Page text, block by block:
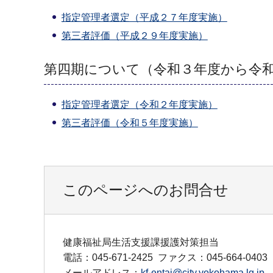
指定管理者選定（平成２７年度実施）
第三者評価（平成２９年度実施）
第四期について（令和３年度から令
指定管理者選定（令和２年度実施）
第三者評価（令和５年度実施）
このページへのお問合せ
健康福祉局生活支援課援護対策担当
電話：045-671-2425 ファクス：045-664-0403